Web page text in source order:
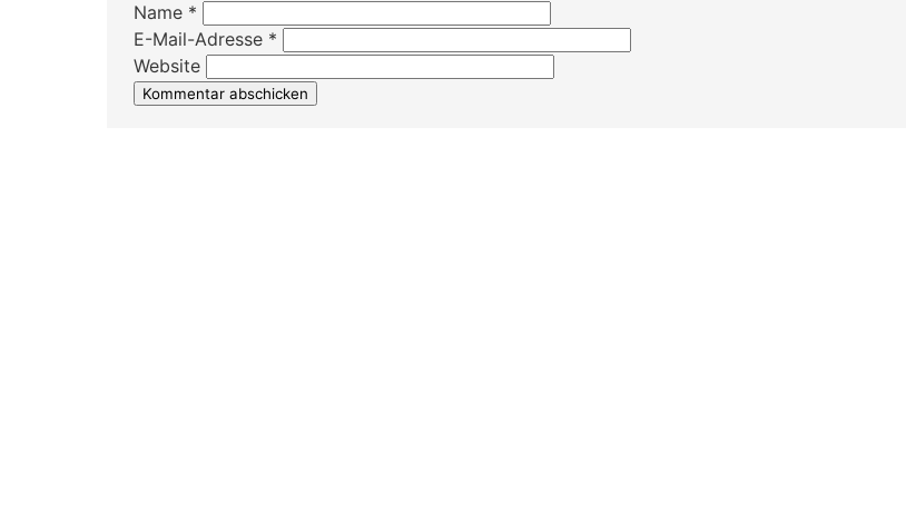
Name *
E-Mail-Adresse *
Website